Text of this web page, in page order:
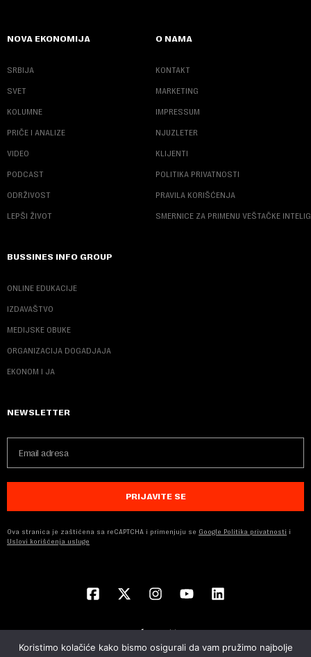
NOVA EKONOMIJA
SRBIJA
SVET
KOLUMNE
PRIČE I ANALIZE
VIDEO
PODCAST
ODRŽIVOST
LEPŠI ŽIVOT
O NAMA
KONTAKT
MARKETING
IMPRESSUM
NJUZLETER
KLIJENTI
POLITIKA PRIVATNOSTI
PRAVILA KORIŠĆENJA
SMERNICE ZA PRIMENU VEŠTAČKE
BUSSINES INFO GROUP
ONLINE EDUKACIJE
IZDAVAŠTVO
MEDIJSKE OBUKE
ORGANIZACIJA DOGADJAJA
EKONOM I JA
NEWSLETTER
PRIJAVITE SE
Ova stranica je zaštićena sa reCAPTCHA i primenjuju se Google Politika privatnosti i
Uslovi korišćenja usluge
Koristimo kolačiće kako bismo osigurali da vam pružimo najbolje